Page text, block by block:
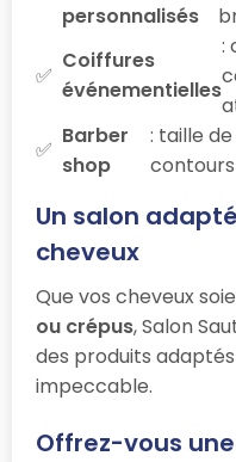
personnalisés
Coiffures
événementielles
:
Barber
shop
: taille
Un salon
cheveux
Que vos cheveux
ou crépus, Salon
des produits
impeccable.
Offrez-vous